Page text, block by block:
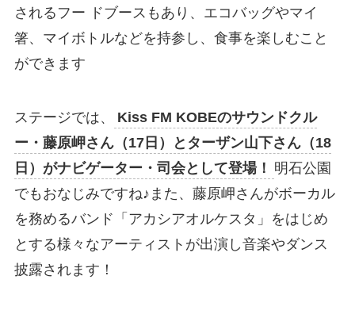
されるフー ドブースもあり、エコバッグやマイ
箸、マイボトルなどを持参し、食事を楽しむこと
ができます
ステージでは、
Kiss FM KOBEのサウンドクル
ー・藤原岬さん（17日）とターザン山下さん（18
日）がナビゲーター・司会として登場！ 明石公園
でもおなじみですね♪また、藤原岬さんがボーカル
を務めるバンド「アカシアオルケスタ」をはじめ
とする様々なアーティストが出演し音楽やダンス
披露されます！